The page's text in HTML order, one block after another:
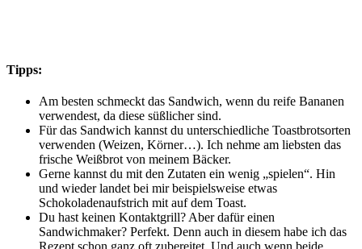
Tipps:
Am besten schmeckt das Sandwich, wenn du reife Bananen
verwendest, da diese süßlicher sind.
Für das Sandwich kannst du unterschiedliche Toastbrotsorten
verwenden (Weizen, Körner…). Ich nehme am liebsten das
frische Weißbrot von meinem Bäcker.
Gerne kannst du mit den Zutaten ein wenig „spielen“. Hin
und wieder landet bei mir beispielsweise etwas
Schokoladenaufstrich mit auf dem Toast.
Du hast keinen Kontaktgrill? Aber dafür einen
Sandwichmaker? Perfekt. Denn auch in diesem habe ich das